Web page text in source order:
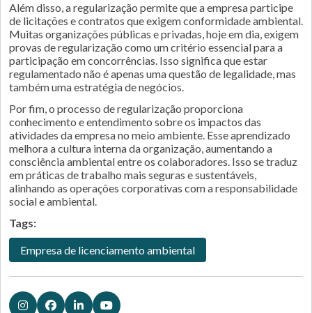
Além disso, a regularização permite que a empresa participe
de licitações e contratos que exigem conformidade ambiental.
Muitas organizações públicas e privadas, hoje em dia, exigem
provas de regularização como um critério essencial para a
participação em concorrências. Isso significa que estar
regulamentado não é apenas uma questão de legalidade, mas
também uma estratégia de negócios.
Por fim, o processo de regularização proporciona
conhecimento e entendimento sobre os impactos das
atividades da empresa no meio ambiente. Esse aprendizado
melhora a cultura interna da organização, aumentando a
consciência ambiental entre os colaboradores. Isso se traduz
em práticas de trabalho mais seguras e sustentáveis,
alinhando as operações corporativas com a responsabilidade
social e ambiental.
Tags:
Empresa de licenciamento ambiental